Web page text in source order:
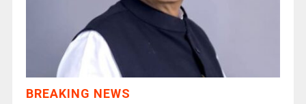
BREAKING NEWS